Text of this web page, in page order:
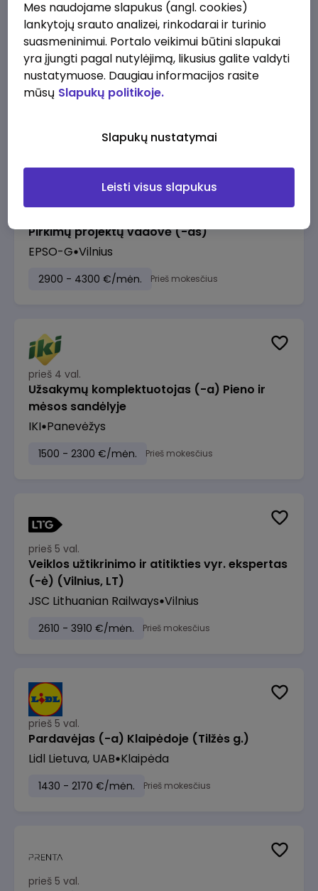
prieš 3 val.
IT sprendimų architektas (-ė) (Vilnius, LT)
JSC Lithuanian Railways
Pirkimų projektų vadovė (-as)
EPSO-G Vilnius
2900 - 4300 €/mėn. Prieš mokesčius
prieš 4 val.
Užsakymų komplektuotojas (-a) Pieno ir
mėsos sandėlyje
IKI Panevėžys
1500 - 2300 €/mėn. Prieš mokesčius
prieš 5 val.
Veiklos užtikrinimo ir atitikties vyr. ekspertas
(-ė) (Vilnius, LT)
JSC Lithuanian Railways Vilnius
2610 - 3910 €/mėn. Prieš mokesčius
prieš 5 val.
Pardavėjas (-a) Klaipėdoje (Tilžės g.)
Lidl Lietuva, UAB Klaipėda
1430 - 2170 €/mėn. Prieš mokesčius
prieš 5 val.
Mes naudojame slapukus (angl. cookies)
lankytojų srauto analizei, rinkodarai ir turinio
suasmeninimui. Portalo veikimui būtini slapukai
yra įjungti pagal nutylėjimą, likusius galite valdyti
nustatymuose. Daugiau informacijos rasite
mūsų Slapukų politikoje.
Slapukų nustatymai
Leisti visus slapukus